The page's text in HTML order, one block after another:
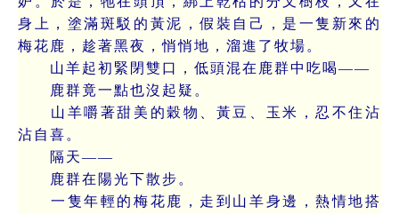
身上，塗滿斑駁的黃泥，假裝自己，是一隻新來的
梅花鹿，趁著黑夜，悄悄地，溜進了牧場。
山羊起初緊閉雙口，低頭混在鹿群中吃喝——
鹿群竟一點也沒起疑。
山羊嚼著甜美的穀物、黃豆、玉米，忍不住沾
沾自喜。
隔天——
鹿群在陽光下散步。
一隻年輕的梅花鹿，走到山羊身邊，熱情地搭